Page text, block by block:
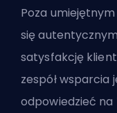
Poza
się
satysfakcję
zespół wsparcia
odpowiedzieć na